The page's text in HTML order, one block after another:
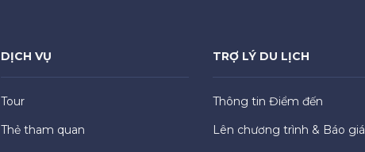
DỊCH VỤ
Tour
Thẻ tham quan
TRỢ LÝ DU LỊCH
Thông tin Điểm đến
Lên chương trình & Báo giá